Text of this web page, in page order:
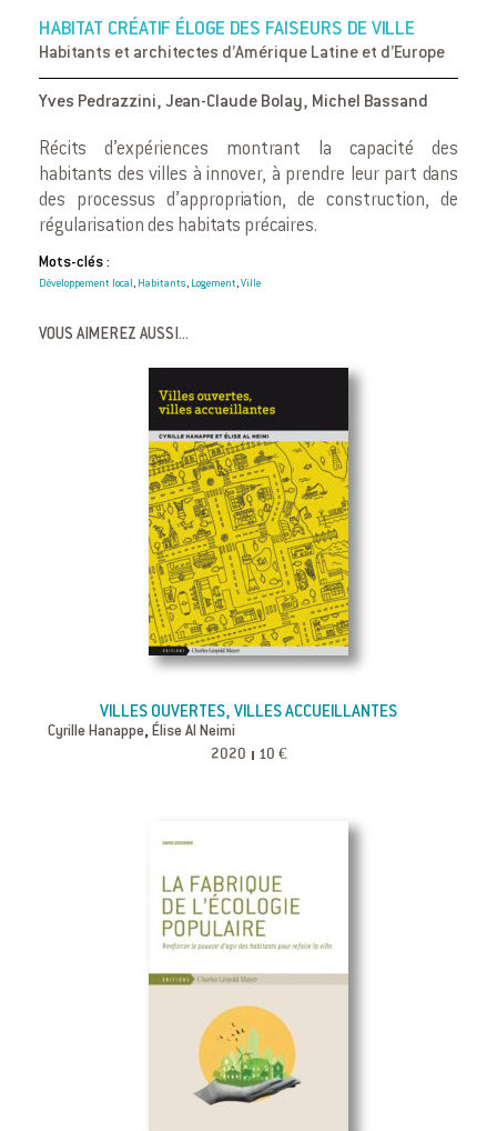
HABITAT CRÉATIF ÉLOGE DES FAISEURS DE VILLE
Habitants et architectes d’Amérique Latine et d’Europe
Yves Pedrazzini, Jean-Claude Bolay, Michel Bassand
Récits d’expériences montrant la capacité des
habitants des villes à innover, à prendre leur part dans
des processus d’appropriation, de construction, de
régularisation des habitats précaires.
Mots-clés :
Développement local, Habitants, Logement, Ville
VOUS AIMEREZ AUSSI...
VILLES OUVERTES, VILLES ACCUEILLANTES
Cyrille Hanappe, Élise Al Neimi
2020 10 €